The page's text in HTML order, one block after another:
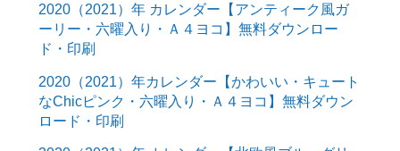
2020（2021）年 カレンダー【アンティーク風ガ
ーリー・六曜入り・Ａ４ヨコ】無料ダウンロー
ド・印刷
2020（2021）年カレンダー【かわいい・キュート
なChicピンク・六曜入り・Ａ４ヨコ】無料ダウン
ロード・印刷